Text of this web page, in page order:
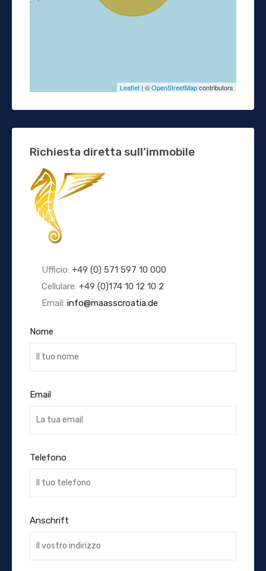
Leaflet | ©OpenStreetMapcontributors
Richiesta diretta sull’immobile
Ufficio: +49 (0) 571 597 10 000
Cellulare: +49 (0)174 10 12 10 2
Email: info@maasscroatia.de
Nome
Email
Telefono
Anschrift